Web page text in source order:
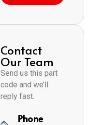
Contact
Our Team
Send us this part
code and we’ll
reply fast.
Phone